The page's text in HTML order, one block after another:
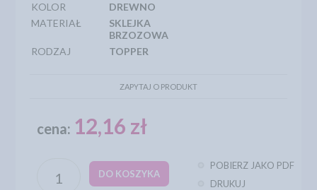
KOLOR
DREWNO
MATERIAŁ
SKLEJKA
BRZOZOWA
RODZAJ
TOPPER
ZAPYTAJ O PRODUKT
cena: 12,16 zł
DO KOSZYKA
POBIERZ JAKO PDF
DRUKUJ